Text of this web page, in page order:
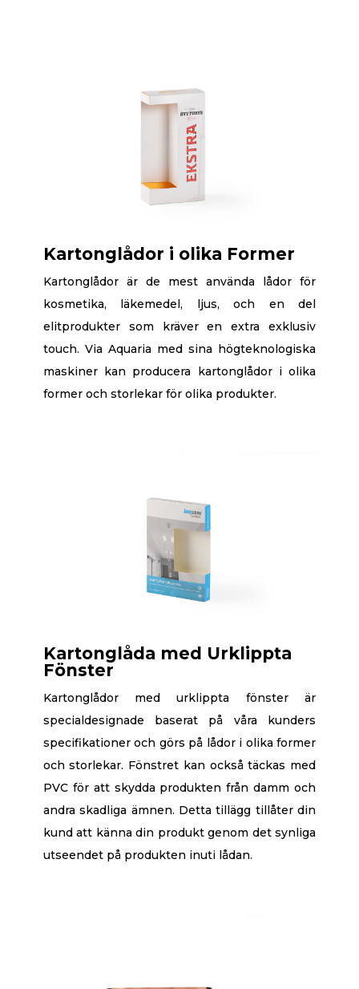
Kartonglådor i olika Former
Kartonglådor är de mest använda lådor för
kosmetika, läkemedel, ljus, och en del
elitprodukter som kräver en extra exklusiv
touch. Via Aquaria med sina högteknologiska
maskiner kan producera kartonglådor i olika
former och storlekar för olika produkter.
Kartonglåda med Urklippta
Fönster
Kartonglådor med urklippta fönster är
specialdesignade baserat på våra kunders
specifikationer och görs på lådor i olika former
och storlekar. Fönstret kan också täckas med
PVC för att skydda produkten från damm och
andra skadliga ämnen. Detta tillägg tillåter din
kund att känna din produkt genom det synliga
utseendet på produkten inuti lådan.